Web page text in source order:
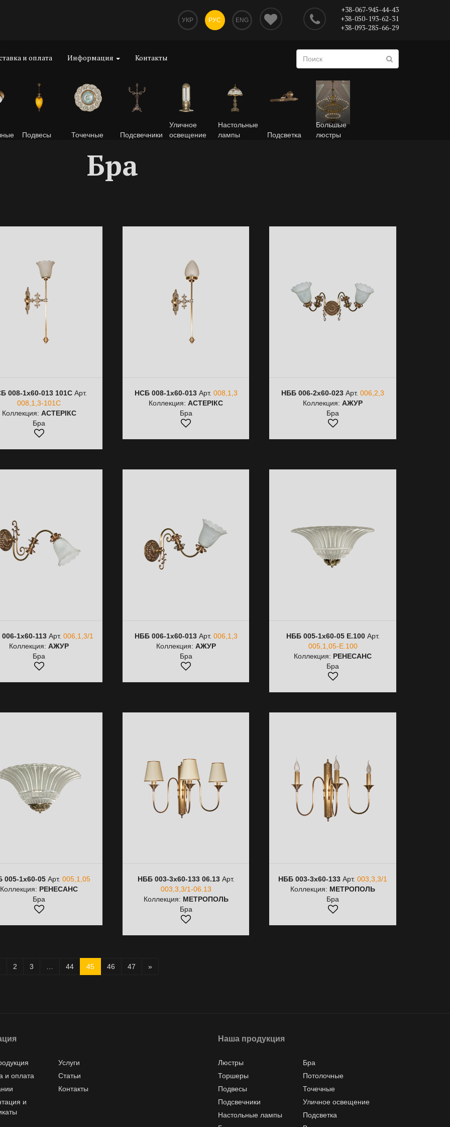
УКР РУС ENG
+38-067-945-44-43
+38-050-193-62-31
+38-093-285-66-29
и оплата Информация Контакты
Подвесы Точечные Подсвечники
Уличное
освещение
Настольные
лампы
Подсветка
Большые
люстры
Бра
008-1х60-013 101C Арт.
008,1,3-101C
Коллекция: АСТЕРІКС
Бра
НСБ 008-1х60-013Арт. 008,1,3
Коллекция:АСТЕРІКС
Бра
НББ 006-2х60-023 Арт.006,2,3
Коллекция:АЖУР
Бра
1х60-113Арт. 006,1,3/1
Коллекция:АЖУР
Бра
НББ 006-1х60-013Арт. 006,1,3
Коллекция: АЖУР
Бра
НББ 005-1х60-05 E.100Арт.
005,1,05-E.100
Коллекция: РЕНЕСАНС
Бра
005-1х60-05 Арт.005,1,05
Коллекция: РЕНЕСАНС
Бра
НББ 003-3х60-133 06.13Арт.
003,3,3/1-06.13
Коллекция: МЕТРОПОЛЬ
Бра
НББ 003-3х60-133 Арт.003,3,3/1
Коллекция: МЕТРОПОЛЬ
Бра
2 3 44 45 46 47 »
Услуги
и оплата
Статьи
Контакты
и
Наша продукция
Люстры
Бра
Торшеры
Потолочные
Подвесы
Точечные
Подсвечники
Уличное освещение
Настольные лампы
Подсветка